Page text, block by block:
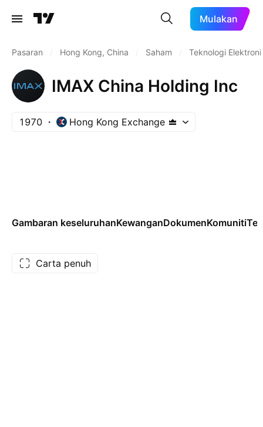
Mulakan
Pasaran Hong Kong, China Saham Teknologi
IMAX China Holding Inc
1970 Hong Kong Exchange
Gambaran keseluruhanKewanganDokumenKomuniti
Carta penuh